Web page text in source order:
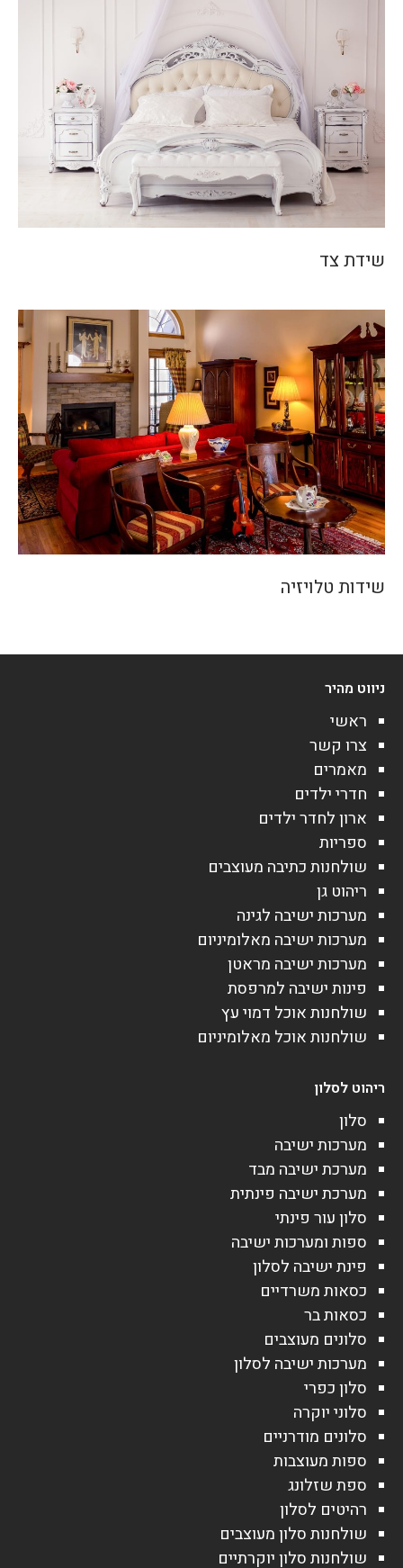
שידת צד
שידות טלויזיה
ניווט מהיר
ראשי
צרו קשר
מאמרים
חדרי ילדים
ארון לחדר ילדים
ספריות
שולחנות כתיבה מעוצבים
ריהוט גן
מערכות ישיבה לגינה
מערכות ישיבה מאלומיניום
מערכות ישיבה מראטן
פינות ישיבה למרפסת
שולחנות אוכל דמוי עץ
שולחנות אוכל מאלומיניום
ריהוט לסלון
סלון
מערכות ישיבה
מערכת ישיבה מבד
מערכת ישיבה פינתית
סלון עור פינתי
ספות ומערכות ישיבה
פינת ישיבה לסלון
כסאות משרדיים
כסאות בר
סלונים מעוצבים
מערכות ישיבה לסלון
סלון כפרי
סלוני יוקרה
סלונים מודרניים
ספות מעוצבות
ספת שזלונג
רהיטים לסלון
שולחנות סלון מעוצבים
שולחנות סלון יוקרתיים